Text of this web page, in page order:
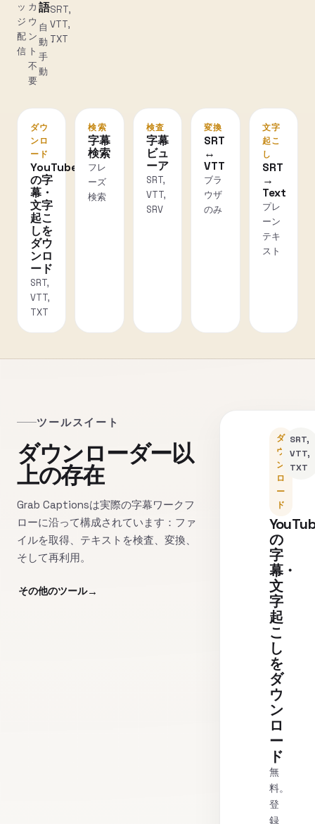
ッ
ジ
配
信
カ
ウ
ン
ト
不
要
語
自
動・
手
動
SRT,
VTT,
TXT
ダウ
ンロ
ード
YouTube
の字
幕・
文字
起こ
しを
ダウ
ンロ
ード
SRT,
VTT,
TXT
検索
字幕
検索
フレ
ーズ
検索
検査
字幕
ビュ
ーア
SRT,
VTT,
SRV
変換
SRT
↔
VTT
ブラ
ウザ
のみ
文字
起こ
し
SRT
→
Text
プレ
ーン
テキ
スト
ツールスイート
ダウンローダー以
上の存在
Grab Captionsは実際の字幕ワークフ
ローに沿って構成されています：ファ
イルを取得、テキストを検査、変換、
そして再利用。
その他のツール
ダ
ウ
ン
ロ
ー
ド
の
字
幕・
文
字
起
こ
し
を
ダ
ウ
ン
ロ
ー
ド
無
料。
登
録
SRT,
VTT,
TXT